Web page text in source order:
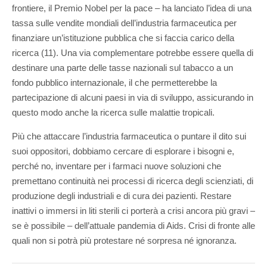
frontiere, il Premio Nobel per la pace – ha lanciato l’idea di una
tassa sulle vendite mondiali dell’industria farmaceutica per
finanziare un’istituzione pubblica che si faccia carico della
ricerca (11). Una via complementare potrebbe essere quella di
destinare una parte delle tasse nazionali sul tabacco a un
fondo pubblico internazionale, il che permetterebbe la
partecipazione di alcuni paesi in via di sviluppo, assicurando in
questo modo anche la ricerca sulle malattie tropicali.
Più che attaccare l’industria farmaceutica o puntare il dito sui
suoi oppositori, dobbiamo cercare di esplorare i bisogni e,
perché no, inventare per i farmaci nuove soluzioni che
premettano continuità nei processi di ricerca degli scienziati, di
produzione degli industriali e di cura dei pazienti. Restare
inattivi o immersi in liti sterili ci porterà a crisi ancora più gravi –
se è possibile – dell’attuale pandemia di Aids. Crisi di fronte alle
quali non si potrà più protestare né sorpresa né ignoranza.